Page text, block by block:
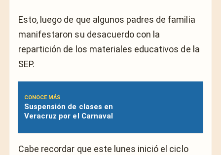
Esto, luego de que algunos padres de familia
manifestaron su desacuerdo con la
repartición de los materiales educativos de la
SEP.
CONOCE MÁS
Suspensión de clases en
Veracruz por el Carnaval
Cabe recordar que este lunes inició el ciclo